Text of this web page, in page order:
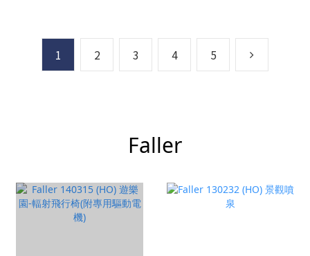
1 2 3 4 5
Faller